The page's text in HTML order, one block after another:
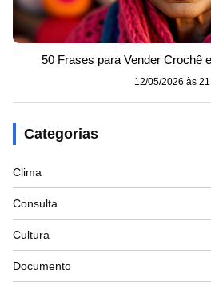
50 Frases para Vender Crochê
12/05/2026 às
Categorias
Clima
Consulta
Cultura
Documento